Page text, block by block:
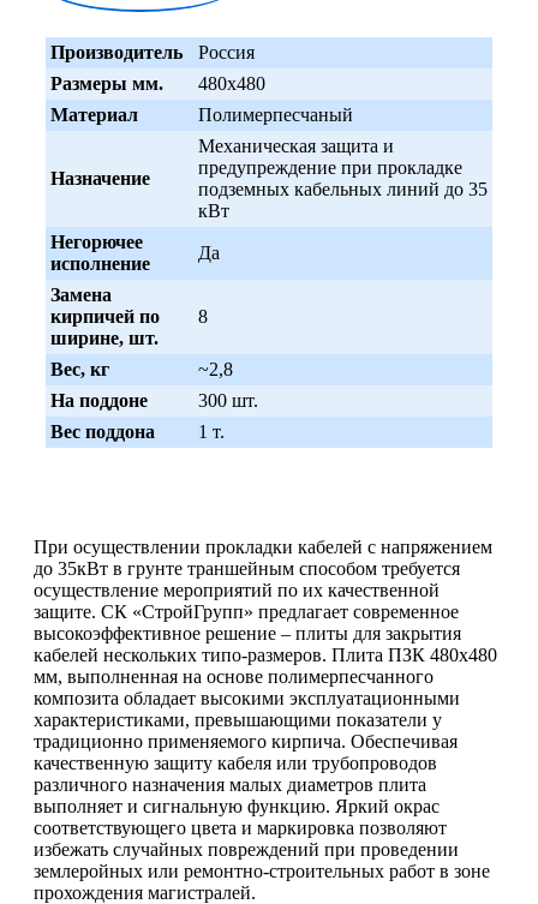
Производитель
Россия
Размеры мм.
480x480
Материал
Полимерпесчаный
Назначение
Механическая защита и
предупреждение при прокладке
подземных кабельных линий до 35
кВт
Негорючее
исполнение
Да
Замена
кирпичей по
ширине, шт.
8
Вес, кг
~2,8
На поддоне
300 шт.
Вес поддона
1 т.
При осуществлении прокладки кабелей с напряжением
до 35кВт в грунте траншейным способом требуется
осуществление мероприятий по их качественной
защите. СК «СтройГрупп» предлагает современное
высокоэффективное решение – плиты для закрытия
кабелей нескольких типо-размеров. Плита ПЗК 480х480
мм, выполненная на основе полимерпесчанного
композита обладает высокими эксплуатационными
характеристиками, превышающими показатели у
традиционно применяемого кирпича. Обеспечивая
качественную защиту кабеля или трубопроводов
различного назначения малых диаметров плита
выполняет и сигнальную функцию. Яркий окрас
соответствующего цвета и маркировка позволяют
избежать случайных повреждений при проведении
землеройных или ремонтно-строительных работ в зоне
прохождения магистралей.